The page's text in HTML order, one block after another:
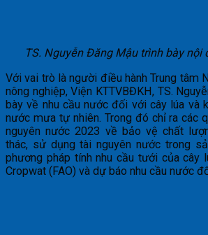
TS. Nguyễn Đăng Mậu trình bày nội
Với vai trò là người điều hành Trung tâm
nông nghiệp, Viện KTTVBĐKH, TS.
bày về nhu cầu nước đối với cây lúa và
nước mưa tự nhiên. Trong đó chỉ ra các
nguyên nước 2023 về bảo vệ chất
thác, sử dụng tài nguyên nước trong
phương pháp tính nhu cầu tưới của cây
Cropwat (FAO) và dự báo nhu cầu nước